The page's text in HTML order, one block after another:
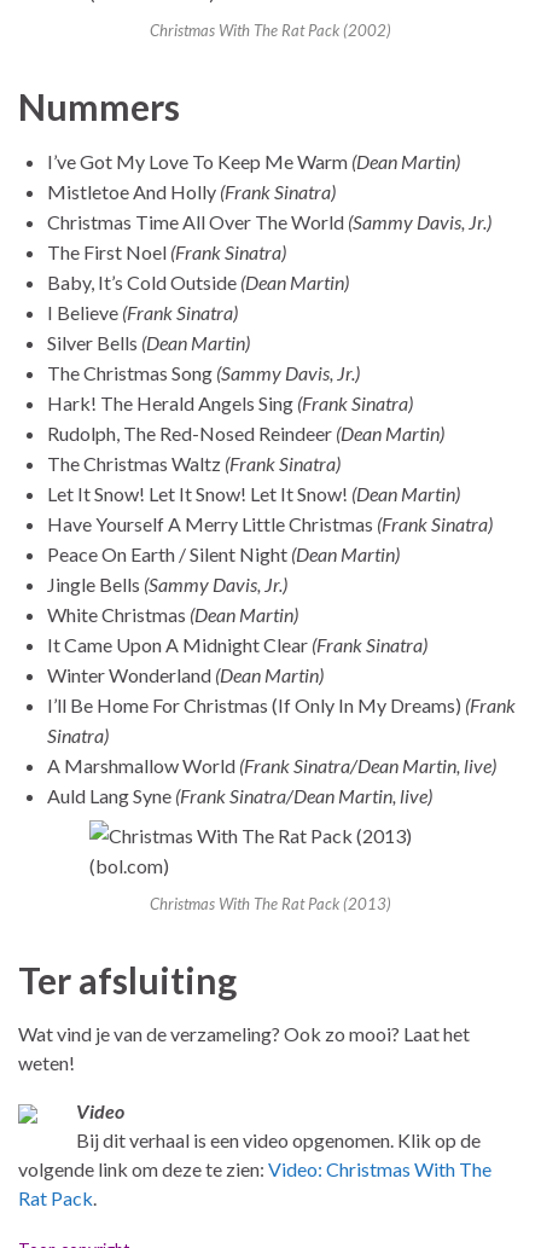
Christmas With The Rat Pack (2002)
Nummers
I’ve Got My Love To Keep Me Warm (Dean Martin)
Mistletoe And Holly (Frank Sinatra)
Christmas Time All Over The World (Sammy Davis, Jr.)
The First Noel (Frank Sinatra)
Baby, It’s Cold Outside (Dean Martin)
I Believe (Frank Sinatra)
Silver Bells (Dean Martin)
The Christmas Song (Sammy Davis, Jr.)
Hark! The Herald Angels Sing (Frank Sinatra)
Rudolph, The Red-Nosed Reindeer (Dean Martin)
The Christmas Waltz (Frank Sinatra)
Let It Snow! Let It Snow! Let It Snow! (Dean Martin)
Have Yourself A Merry Little Christmas (Frank Sinatra)
Peace On Earth / Silent Night (Dean Martin)
Jingle Bells (Sammy Davis, Jr.)
White Christmas (Dean Martin)
It Came Upon A Midnight Clear (Frank Sinatra)
Winter Wonderland (Dean Martin)
I’ll Be Home For Christmas (If Only In My Dreams) (Frank
Sinatra)
A Marshmallow World (Frank Sinatra/Dean Martin, live)
Auld Lang Syne (Frank Sinatra/Dean Martin, live)
Christmas With The Rat Pack (2013)
Ter afsluiting
Wat vind je van de verzameling? Ook zo mooi? Laat het
weten!
Video
Bij dit verhaal is een video opgenomen. Klik op de
volgende link om deze te zien: Video: Christmas With The
Rat Pack.